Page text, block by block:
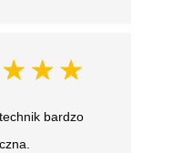
bardzo